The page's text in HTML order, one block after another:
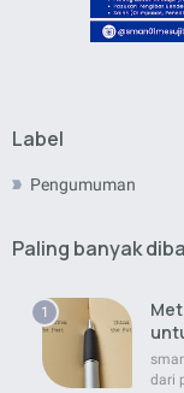
Label
Pengumuman
Paling banyak
dari